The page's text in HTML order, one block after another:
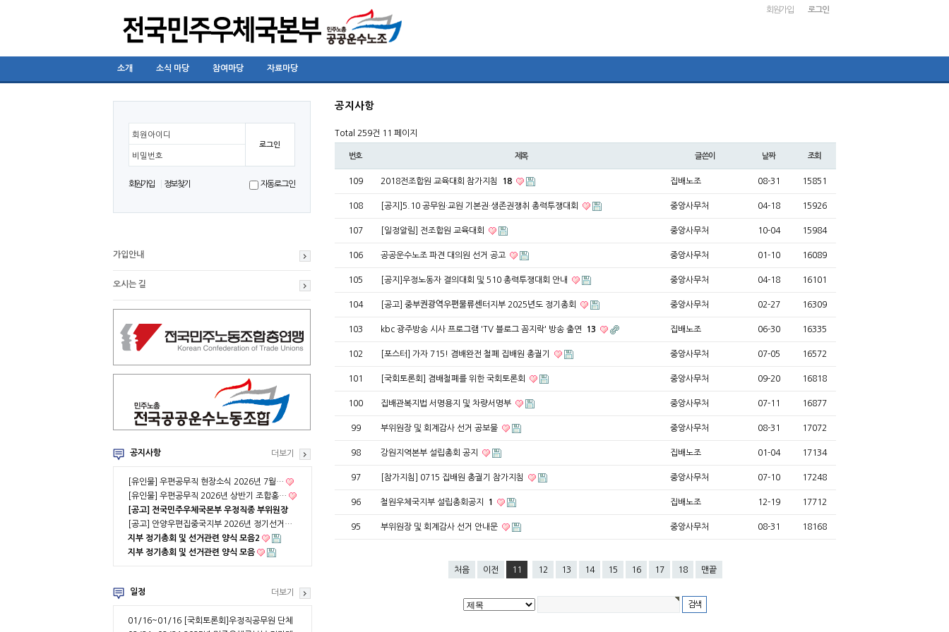
회원가입 로그인
소개 소식 마당 참여마당 자료마당
회원아이디
비밀번호
회원가입 정보찾기 자동로그인
가입안내
오시는 길
공지사항
[유인물] 우편공무직 현장소식 2026년 7월…
[유인물] 우편공무직 2026년 상반기 조합홍…
[공고] 전국민주우체국본부 우정직종 부위원장
…[공고] 안양우편집중국지부 2026년 정기선거…
지부 정기총회 및 선거관련 양식 모음2
지부 정기총회 및 선거관련 양식 모음
더보기
일정
01/16~01/16[국회토론회]우정직공무원 단체
더보기
공지사항
Total 259건 11 페이지
번호 제목 글쓴이 날짜 조회
109 2018전조합원 교육대회 참가지침 18 집배노조 08-31 15851
108 [공지]5.10 공무원·교원 기본권·생존권쟁취 총력투쟁대회 중앙사무처 04-18 15926
107 [일정알림] 전조합원 교육대회 중앙사무처 10-04 15984
106 공공운수노조 파견 대의원 선거 공고 중앙사무처 01-10 16089
105 [공지]우정노동자 결의대회 및 510 총력투쟁대회 안내 중앙사무처 04-18 16101
104 [공고] 중부권광역우편물류센터지부 2025년도 정기총회 중앙사무처 02-27 16309
103 kbc 광주방송 시사 프로그램 'TV 블로그 꼼지락' 방송 출연 13 집배노조 06-30 16335
102 [포스터] 가자 715! 겸배완전 철폐 집배원 총궐기 중앙사무처 07-05 16572
101 [국회토론회] 겸배철폐를 위한 국회토론회 중앙사무처 09-20 16818
100 집배관복지법 서명용지 및 차량서명부 중앙사무처 07-11 16877
99 부위원장 및 회계감사 선거 공보물 중앙사무처 08-31 17072
98 강원지역본부 설립총회 공지 집배노조 01-04 17134
97 [참가지침] 0715 집배원 총궐기 참가지침 중앙사무처 07-10 17248
96 철원우체국지부 설립총회공지 1 집배노조 12-19 17712
95 부위원장 및 회계감사 선거 안내문 중앙사무처 08-31 18168
처음 이전 11 12 13 14 15 16 17 18 맨끝